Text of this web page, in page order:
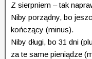
Z sierpniem – tak
Niby porządny, bo
kończący (minus).
Niby długi, bo 31 dni
za te same pieniądze